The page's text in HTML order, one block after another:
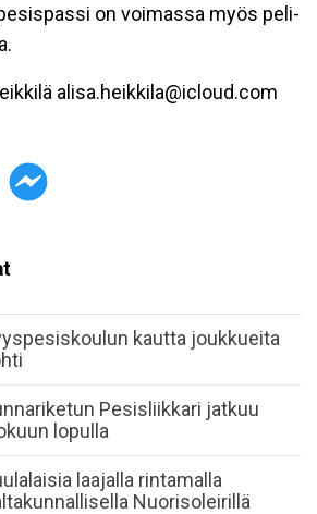
on voimassa myös peli-
alisa.heikkila@icloud.com
kautta joukkueita
Pesisliikkari jatkuu
lopulla
laajalla rintamalla
Nuorisoleirillä